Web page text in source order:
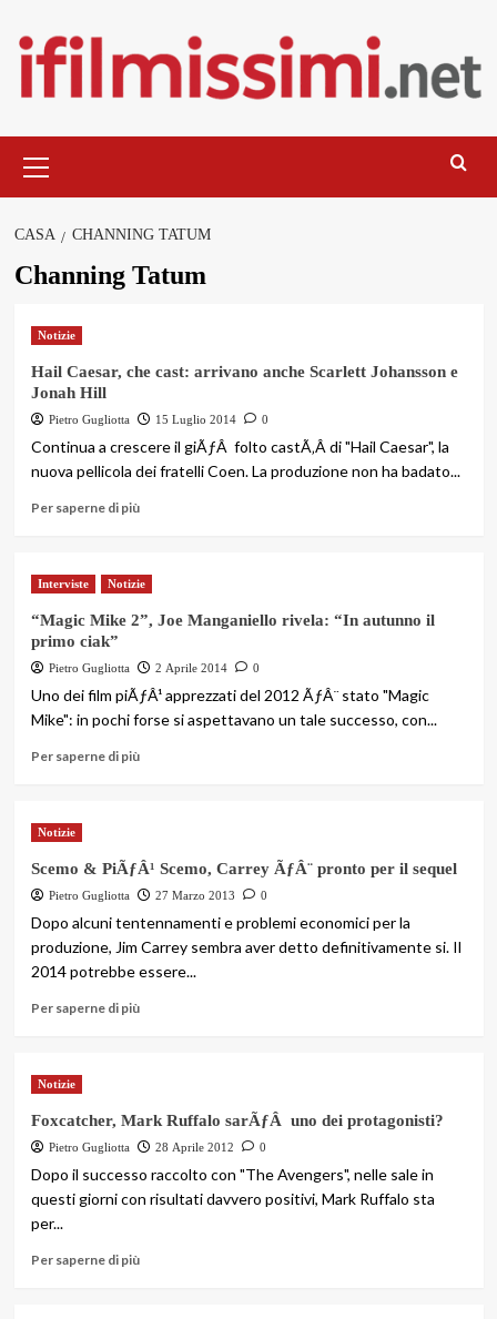
contenuto
principale
CASA CHANNING TATUM
Channing Tatum
Notizie
Hail Caesar, che cast: arrivano anche Scarlett Johansson e
Jonah Hill
Pietro Gugliotta 15 Luglio 2014 0
Continua a crescere il giÃƒÂ folto castÃ‚Â di "Hail Caesar", la
nuova pellicola dei fratelli Coen. La produzione non ha badato...
Per saperne di più
Interviste Notizie
“Magic Mike 2”, Joe Manganiello rivela: “In autunno il
primo ciak”
Pietro Gugliotta 2 Aprile 2014 0
Uno dei film piÃƒÂ¹ apprezzati del 2012 ÃƒÂ¨ stato "Magic
Mike": in pochi forse si aspettavano un tale successo, con...
Per saperne di più
Notizie
Scemo & PiÃƒÂ¹ Scemo, Carrey ÃƒÂ¨ pronto per il sequel
Pietro Gugliotta 27 Marzo 2013 0
Dopo alcuni tentennamenti e problemi economici per la
produzione, Jim Carrey sembra aver detto definitivamente si. Il
2014 potrebbe essere...
Per saperne di più
Notizie
Foxcatcher, Mark Ruffalo sarÃƒÂ uno dei protagonisti?
Pietro Gugliotta 28 Aprile 2012 0
Dopo il successo raccolto con "The Avengers", nelle sale in
questi giorni con risultati davvero positivi, Mark Ruffalo sta
per...
Per saperne di più